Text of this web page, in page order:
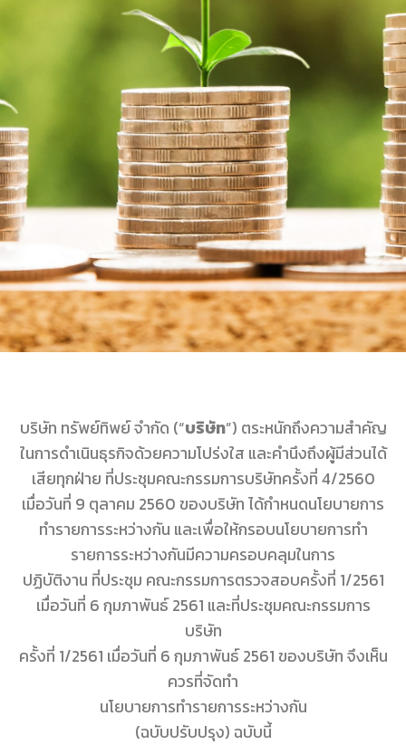
บริษัท ทรัพย์ทิพย์ จำกัด (“บริษัท”) ตระหนักถึงความสำคัญ
ในการดำเนินธุรกิจด้วยความโปร่งใส และคำนึงถึงผู้มีส่วนได้
เสียทุกฝ่าย ที่ประชุมคณะกรรมการบริษัทครั้งที่ 4/2560
เมื่อวันที่ 9 ตุลาคม 2560 ของบริษัท ได้กำหนดนโยบายการ
ทำรายการระหว่างกัน และเพื่อให้กรอบนโยบายการทำ
รายการระหว่างกันมีความครอบคลุมในการ
ปฏิบัติงาน ที่ประชุม คณะกรรมการตรวจสอบครั้งที่ 1/2561
เมื่อวันที่ 6 กุมภาพันธ์ 2561 และที่ประชุมคณะกรรมการ
บริษัท
ครั้งที่ 1/2561 เมื่อวันที่ 6 กุมภาพันธ์ 2561 ของบริษัท จึงเห็น
ควรที่จัดทำ
นโยบายการทำรายการระหว่างกัน
(ฉบับปรับปรุง) ฉบับนี้